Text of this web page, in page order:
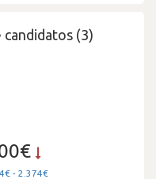
(3)
- 2.374€